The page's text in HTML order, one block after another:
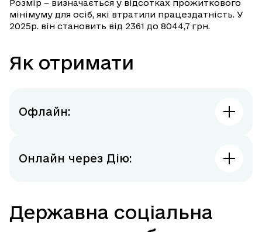
Розмір – визначається у відсотках прожиткового
мінімуму для осіб, які втратили працездатність. У
2025р. він становить від 2361 до 8044,7 грн.
Як отримати
Офлайн:
Онлайн через Дію:
Державна соціальна